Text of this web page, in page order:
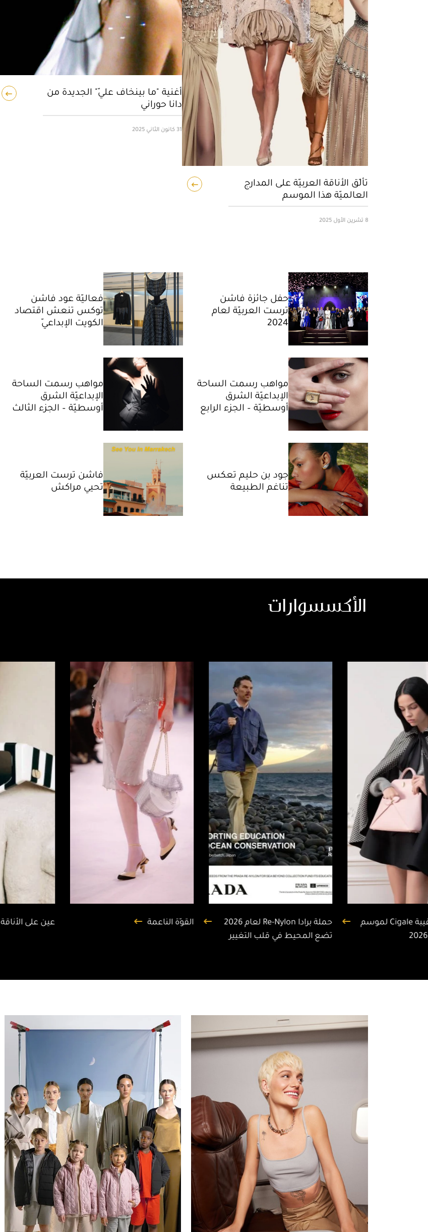
تألّق الأناقة العربيّة على المدارج
العالميّة هذا الموسم
8 تشرين الأول 2025
أغنية "ما بينخاف عليّ" الجديدة من
دانا حوراني
31 كانون الثاني 2025
حفل جائزة فاشن
ترست العربيّة لعام
2024
فعاليّة عود فاشن
توكس تنعش اقتصاد
الكويت الإبداعيّ
مواهب رسمت الساحة
الإبداعيّة الشرق
أوسطيّة – الجزء الرابع
مواهب رسمت الساحة
الإبداعيّة الشرق
أوسطيّة – الجزء الثالث
جود بن حليم تعكس
تناغم الطبيعة
فاشن ترست العربيّة
تحيي مراكش
الأكسسوارات
تقدّم ديور حقيبة Cigale لموسم
حملة برادا Re-Nylon لعام 2026
تضع المحيط في قلب التغيير
القوّة الناعمة عين على الأناقة